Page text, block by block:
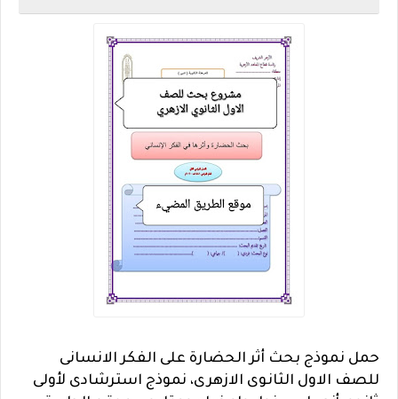
حمل نموذج بحث أثر الحضارة على الفكر الانسانى
للصف الاول الثانوى الازهرى، نموذج استرشادى لأولى